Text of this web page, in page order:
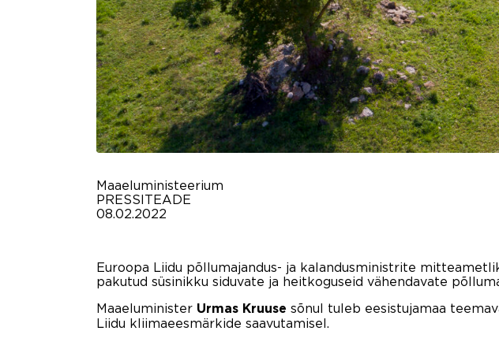
Maaeluministeerium
PRESSITEADE
08.02.2022
Euroopa Liidu põllumajandus- ja kalandusministrite
pakutud süsinikku siduvate ja heitkoguseid vähendavate
Maaeluminister Urmas Kruuse sõnul tuleb eesistujamaa
Liidu kliimaeesmärkide saavutamisel.